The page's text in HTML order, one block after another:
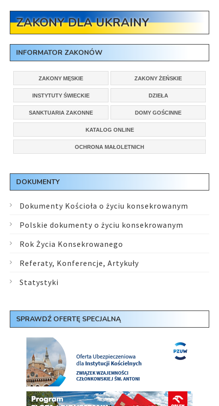
ZAKONY DLA UKRAINY
INFORMATOR ZAKONÓW
ZAKONY MĘSKIE ZAKONY ŻEŃSKIE
INSTYTUTY ŚWIECKIE DZIEŁA
SANKTUARIA ZAKONNE DOMY GOŚCINNE
KATALOG ONLINE
OCHRONA MAŁOLETNICH
DOKUMENTY
Dokumenty Kościoła o życiu konsekrowanym
Polskie dokumenty o życiu konsekrowanym
Rok Życia Konsekrowanego
Referaty, Konferencje, Artykuły
Statystyki
SPRAWDŹ OFERTĘ SPECJALNĄ